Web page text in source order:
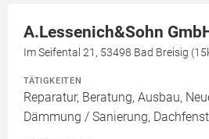
A.Lessenich&Sohn
Im Seifental 21, 53498 Bad Breisig
TÄTIGKEITEN
Reparatur, Beratung, Ausbau,
Dämmung / Sanierung,